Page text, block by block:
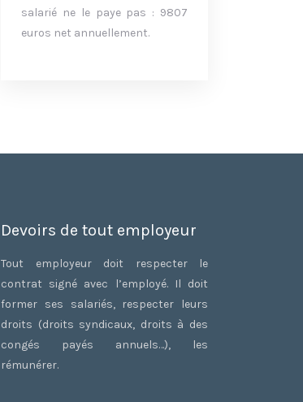
salarié ne le paye pas : 9807
euros net annuellement.
Devoirs de tout employeur
Tout employeur doit respecter le
contrat signé avec l’employé. Il doit
former ses salariés, respecter leurs
droits (droits syndicaux, droits à des
congés payés annuels…), les
rémunérer.